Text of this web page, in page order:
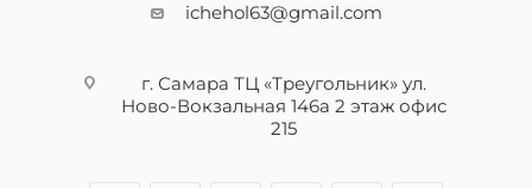
ichehol63@gmail.com
г. Самара ТЦ «Треугольник» ул.
Ново-Вокзальная 146а 2 этаж офис
215